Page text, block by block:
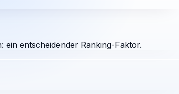
ein entscheidender Ranking-Faktor.